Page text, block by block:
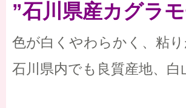
”石川県産カグラ
色が白くやわらかく、粘
石川県内でも良質産地、